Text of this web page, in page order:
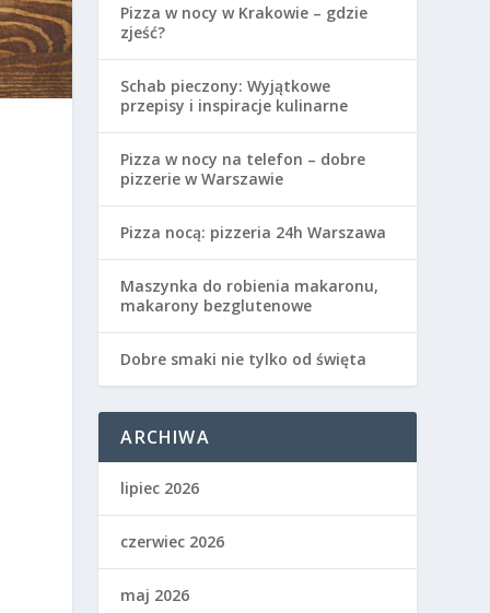
Pizza w nocy w Krakowie – gdzie
zjeść?
Schab pieczony: Wyjątkowe
przepisy i inspiracje kulinarne
Pizza w nocy na telefon – dobre
pizzerie w Warszawie
Pizza nocą: pizzeria 24h Warszawa
Maszynka do robienia makaronu,
makarony bezglutenowe
Dobre smaki nie tylko od święta
ARCHIWA
lipiec 2026
czerwiec 2026
maj 2026